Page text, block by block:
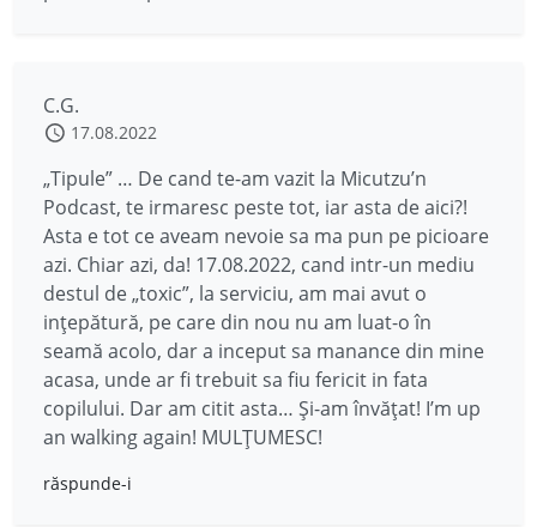
C.G.
17.08.2022
„Tipule” … De cand te-am vazit la Micutzu’n
Podcast, te irmaresc peste tot, iar asta de aici?!
Asta e tot ce aveam nevoie sa ma pun pe picioare
azi. Chiar azi, da! 17.08.2022, cand intr-un mediu
destul de „toxic”, la serviciu, am mai avut o
ințepătură, pe care din nou nu am luat-o în
seamă acolo, dar a inceput sa manance din mine
acasa, unde ar fi trebuit sa fiu fericit in fata
copilului. Dar am citit asta… Și-am învățat! I’m up
an walking again! MULȚUMESC!
răspunde-i